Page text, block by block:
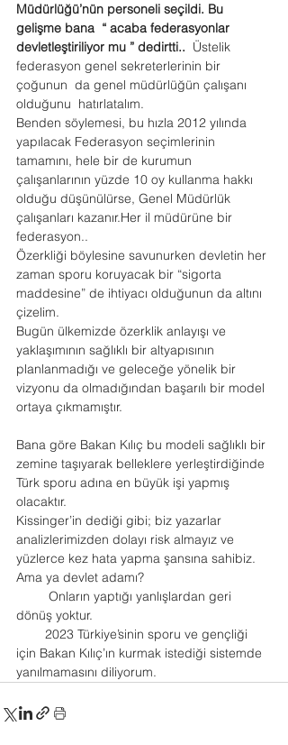
Müdürlüğü’nün personeli seçildi. Bu
gelişme bana  “ acaba federasyonlar
devletleştiriliyor mu ” dedirtti.. Üstelik
federasyon genel sekreterlerinin bir
çoğunun  da genel müdürlüğün çalışanı
olduğunu  hatırlatalım.
Benden söylemesi, bu hızla 2012 yılında
yapılacak Federasyon seçimlerinin
tamamını, hele bir de kurumun
çalışanlarının yüzde 10 oy kullanma hakkı
olduğu düşünülürse, Genel Müdürlük
çalışanları kazanır.Her il müdürüne bir
federasyon..
Özerkliği böylesine savunurken devletin her
zaman sporu koruyacak bir “sigorta
maddesine” de ihtiyacı olduğunun da altını
çizelim.
Bugün ülkemizde özerklik anlayışı ve
yaklaşımının sağlıklı bir altyapısının
planlanmadığı ve geleceğe yönelik bir
vizyonu da olmadığından başarılı bir model
ortaya çıkmamıştır.
Bana göre Bakan Kılıç bu modeli sağlıklı bir
zemine taşıyarak belleklere yerleştirdiğinde
Türk sporu adına en büyük işi yapmış
olacaktır.
Kissinger’in dediği gibi; biz yazarlar
analizlerimizden dolayı risk almayız ve
yüzlerce kez hata yapma şansına sahibiz.
Ama ya devlet adamı?
Onların yaptığı yanlışlardan geri
dönüş yoktur.
2023 Türkiye’sinin sporu ve gençliği
için Bakan Kılıç’ın kurmak istediği sistemde
yanılmamasını diliyorum.